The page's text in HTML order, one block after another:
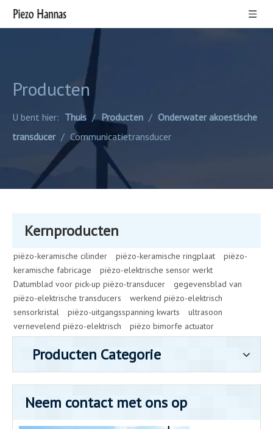
Producten
U bent hier: Thuis / Producten / Onderwater akoestische
transducer / Communicatietransducer
Kernproducten
piëzo-keramische cilinder piëzo-keramische ringplaat
piëzo-
keramische fabricage
piëzo-elektrische sensor werkt
Datumblad voor pick-up piëzo-transducer
gegevensblad van
piëzo-elektrische transducers
werkend piëzo-elektrisch
sensorkristal
piëzo-uitgangsspanning kwarts
ultrasoon
vernevelend piëzo-elektrisch
piëzo bimorfe actuator
Producten Categorie
Neem contact met ons op